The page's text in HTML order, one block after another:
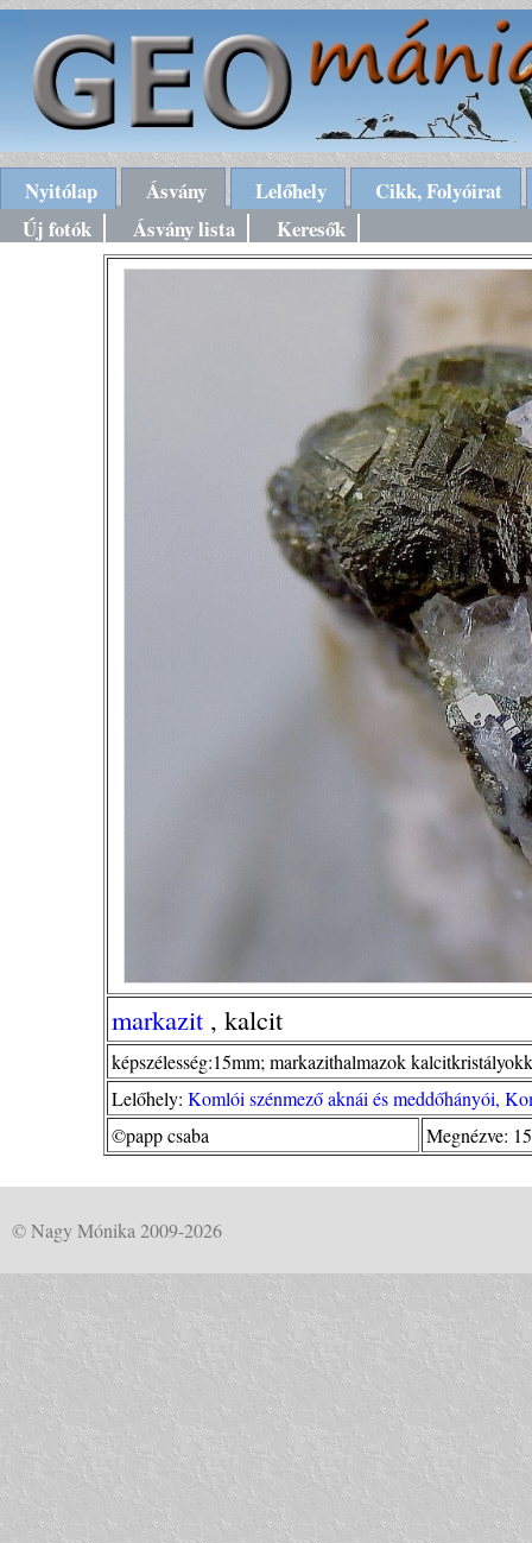
Nyitólap Ásvány Lelőhely
Cikk, Folyóirat
Új fotók
Ásvány lista Keresők
markazit , kalcit
képszélesség:15mm; markazithalmazok
Lelőhely: Komlói szénmező aknái és meddőhányói,
©papp csaba
Megnézve:
© Nagy Mónika 2009-2026